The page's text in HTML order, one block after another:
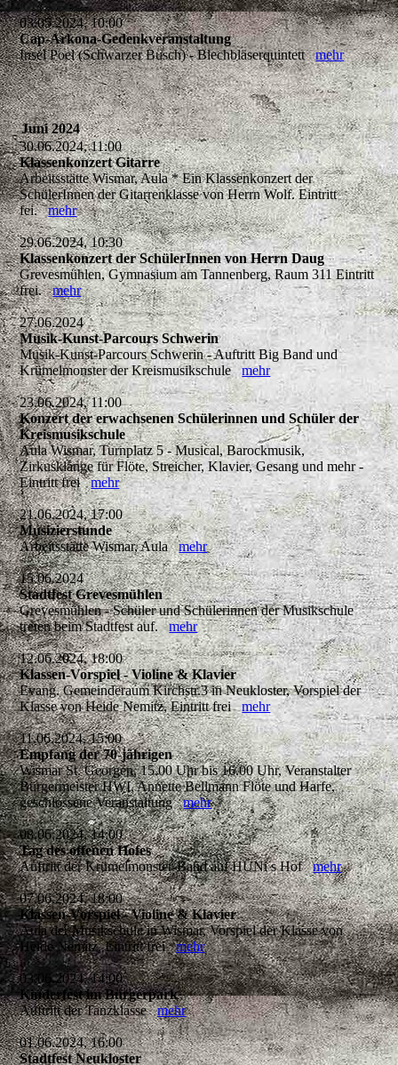
03.05.2024, 10:00
Cap-Arkona-Gedenkveranstaltung
Insel Poel (Schwarzer Busch) - Blechbläserquintettmehr
Juni 2024
30.06.2024, 11:00
Klassenkonzert Gitarre
Arbeitsstätte Wismar, Aula * Ein Klassenkonzert der
SchülerInnen der Gitarrenklasse von Herrn Wolf. Eintritt
fei.mehr
29.06.2024, 10:30
Klassenkonzert der SchülerInnen von Herrn Daug
Grevesmühlen, Gymnasium am Tannenberg, Raum 311 Eintritt
frei.mehr
27.06.2024
Musik-Kunst-Parcours Schwerin
Musik-Kunst-Parcours Schwerin - Auftritt Big Band und
Krümelmonster der Kreismusikschulemehr
23.06.2024, 11:00
Konzert der erwachsenen Schülerinnen und Schüler der
Kreismusikschule
Aula Wismar, Turnplatz 5 - Musical, Barockmusik,
Zirkusklänge für Flöte, Streicher, Klavier, Gesang und mehr -
Eintritt freimehr
21.06.2024, 17:00
Musizierstunde
Arbeitsstätte Wismar, Aulamehr
15.06.2024
Stadtfest Grevesmühlen
Grevesmühlen - Schüler und Schülerinnen der Musikschule
treten beim Stadtfest auf.mehr
12.06.2024, 18:00
Klassen-Vorspiel - Violine & Klavier
Evang. Gemeinderaum Kirchstr.3 in Neukloster, Vorspiel der
Klasse von Heide Nemitz, Eintritt freimehr
11.06.2024, 15:00
Empfang der 70-jährigen
Wismar St. Georgen, 15.00 Uhr bis 16.00 Uhr, Veranstalter
Bürgermeister HWI, Annette Bellmann Flöte und Harfe,
geschlossene Veranstaltungmehr
08.06.2024, 14:00
Tag des offenen Hofes
Auftritt der Krümelmonster-Band auf HÜNi s Hofmehr
07.06.2024, 18:00
Klassen-Vorspiel - Violine & Klavier
Aula der Musikschule in Wismar, Vorspiel der Klasse von
Heide Nemitz, Eintritt freimehr
03.06.2024, 14:00
Kinderfest im Bürgerpark
Auftritt der Tanzklassemehr
01.06.2024, 16:00
Stadtfest Neukloster